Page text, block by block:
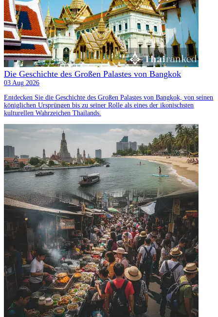
Die Geschichte des Großen Palastes von Bangkok
03 Aug 2026
Entdecken Sie die Geschichte des Großen Palastes von Bangkok, von seinen
königlichen Ursprüngen bis zu seiner Rolle als eines der ikonischsten
kulturellen Wahrzeichen Thailands.